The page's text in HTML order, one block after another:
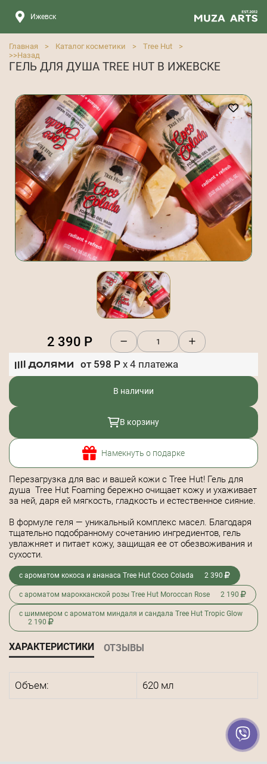
Ижевск
Главная > Каталог косметики > Tree Hut
>
>>Назад
ГЕЛЬ ДЛЯ ДУША TREE HUT В ИЖЕВСКЕ
2 390 Р
от 598 Р x 4 платежа
В наличии
В корзину
Намекнуть о подарке
Перезагрузка для вас и вашей кожи с Tree Hut! Гель для
душа Tree Hut Foaming бережно очищает кожу и ухаживает
за ней, даря ей мягкость, гладкость и естественное сияние.
В формуле геля — уникальный комплекс масел. Благодаря
тщательно подобранному сочетанию ингредиентов, гель
увлажняет и питает кожу, защищая ее от обезвоживания и
сухости.
с ароматом кокоса и ананаса Tree Hut Coco Colada 2 390
с ароматом марокканской розы Tree Hut Moroccan Rose 2 190
с шиммером с ароматом миндаля и сандала Tree Hut Tropic Glow
2 190
ХАРАКТЕРИСТИКИ ОТЗЫВЫ
Объем: 620 мл